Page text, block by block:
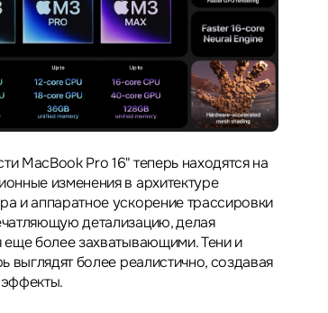
MacBook Pro 16" теперь находятся на
изменения в архитектуре
и аппаратное ускорение трассировки
детализацию, делая
еще более захватывающими. Тени и
выглядят более реалистично, создавая